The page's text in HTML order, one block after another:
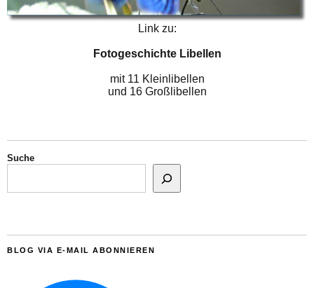
Link zu:
Fotogeschichte Libellen
mit 11 Kleinlibellen
und 16 Großlibellen
Suche
BLOG VIA E-MAIL ABONNIEREN